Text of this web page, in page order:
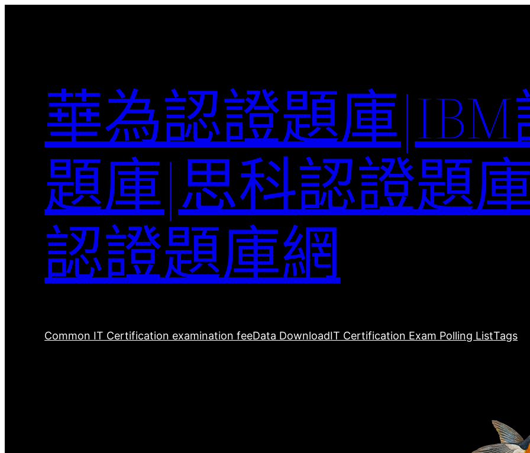
華為認證題庫
題庫|思科認證題
認證題庫網
Common IT Certification examination feeData DownloadIT Certification Exam Polling ListTags